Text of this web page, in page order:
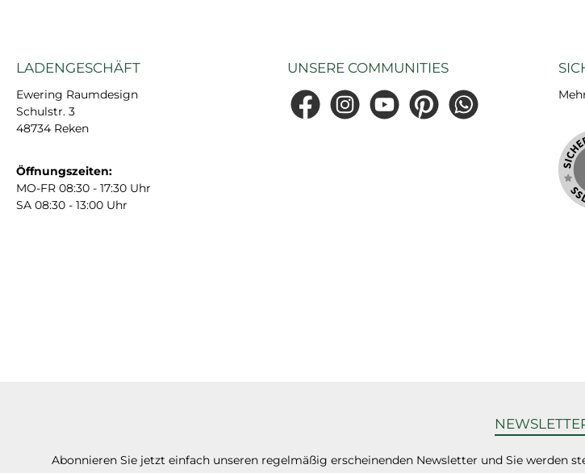
LADENGESCHÄFT
Ewering Raumdesign
Schulstr. 3
48734 Reken
Öffnungszeiten:
MO-FR 08:30 - 17:30 Uhr
SA 08:30 - 13:00 Uhr
UNSERE COMMUNITIES
FacebookInstagramYouTubePinterestWhatsApp
Abonnieren Sie jetzt einfach unseren regelmäßig erscheinenden Newsletter und Sie werden